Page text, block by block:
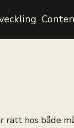
rätt hos både